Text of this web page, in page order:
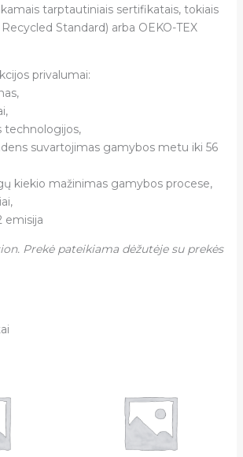
tarptautiniais sertifikatais, tokiais
Standard) arba OEKO-TEX
privalumai:
technologijos,
suvartojimas gamybos metu iki 56
kiekio mažinimas gamybos procese,
emisija
Prekė pateikiama dėžutėje su prekės